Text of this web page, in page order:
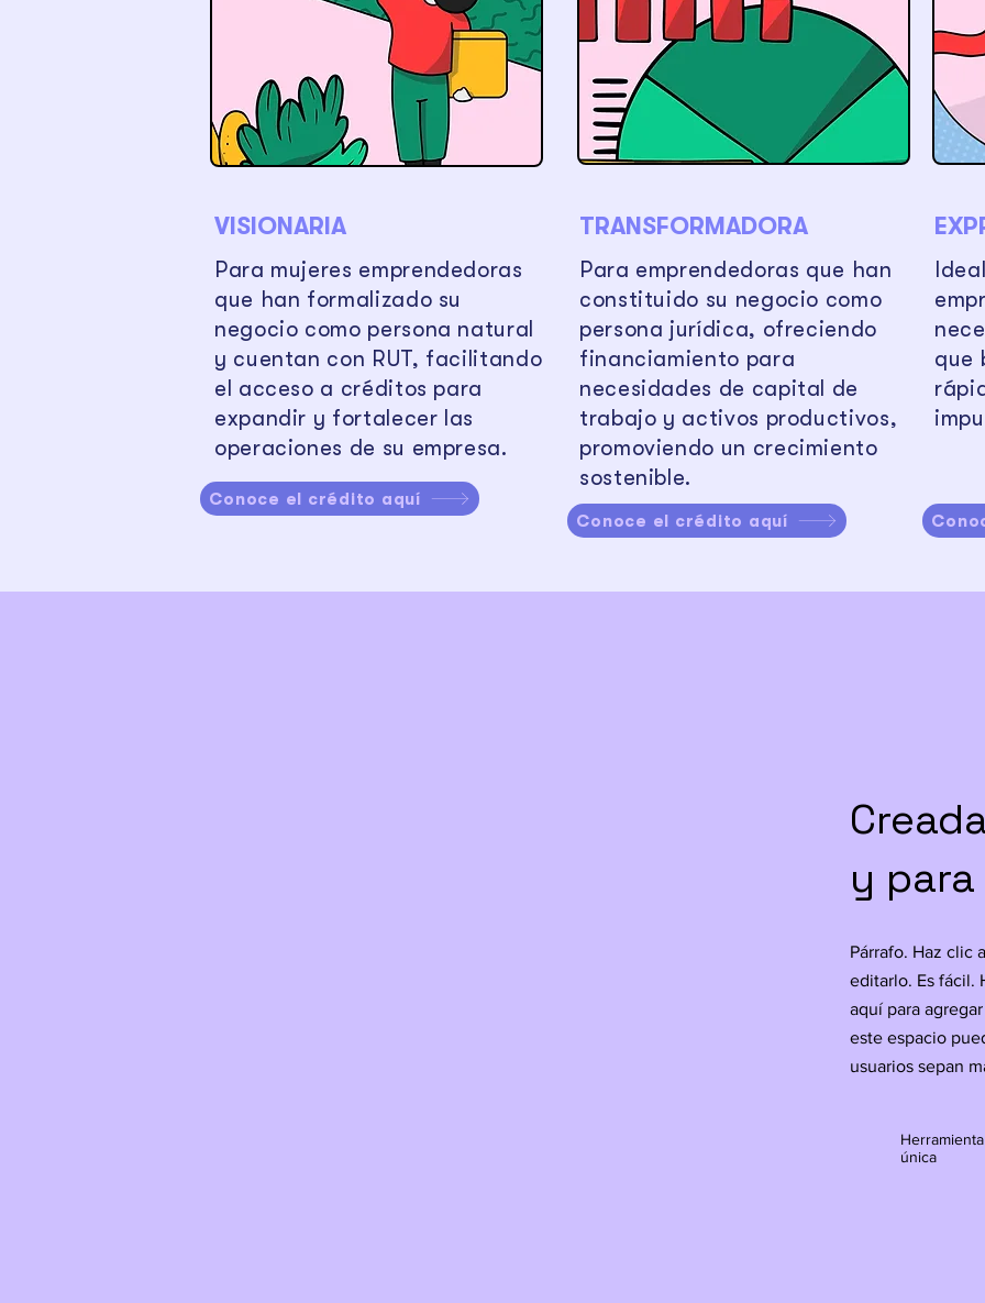
VISIONARIA
Para mujeres emprendedoras
que han formalizado su
negocio como persona natural
y cuentan con RUT, facilitando
el acceso a créditos para
expandir y fortalecer las
operaciones de su empresa.
Conoce el crédito aquí
TRANSFORMADORA
Para emprendedoras que han
constituido su negocio como
persona jurídica, ofreciendo
financiamiento para
necesidades de capital de
trabajo y activos productivos,
promoviendo un crecimiento
sostenible.
Conoce el crédito aquí
que
y
Párrafo. Haz clic
editarlo. Es fácil.
aquí para
este espacio
usuarios sepan
Herramienta
única